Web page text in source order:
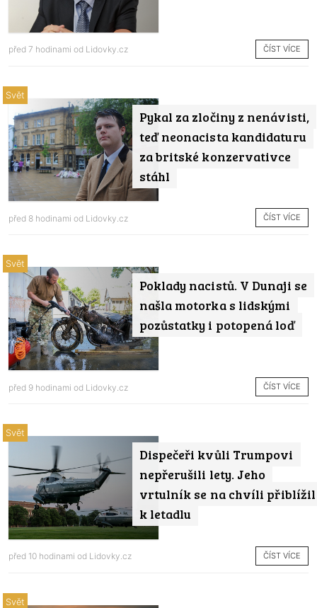
před 7 hodinami od Lidovky.cz ČÍST VÍCE
Pykal za zločiny z nenávisti,
teď neonacista kandidaturu
za britské konzervativce
stáhl
Svět
před 8 hodinami od Lidovky.cz ČÍST VÍCE
Poklady nacistů. V Dunaji se
našla motorka s lidskými
pozůstatky i potopená loď
Svět
před 9 hodinami od Lidovky.cz ČÍST VÍCE
Dispečeři kvůli Trumpovi
nepřerušili lety. Jeho
vrtulník se na chvíli přiblížil
k letadlu
Svět
před 10 hodinami od Lidovky.cz ČÍST VÍCE
Svět